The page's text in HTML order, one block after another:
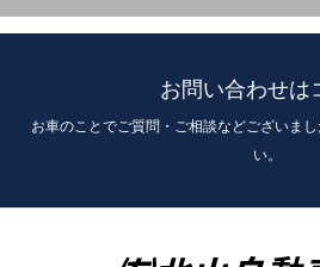
お問い合わせは
お車のことでご質問・ご相談などございま
い。